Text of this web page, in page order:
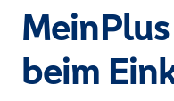
beim